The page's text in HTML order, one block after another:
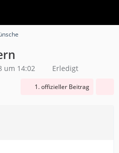
um 14:02 Erledigt
1. offizieller Beitrag